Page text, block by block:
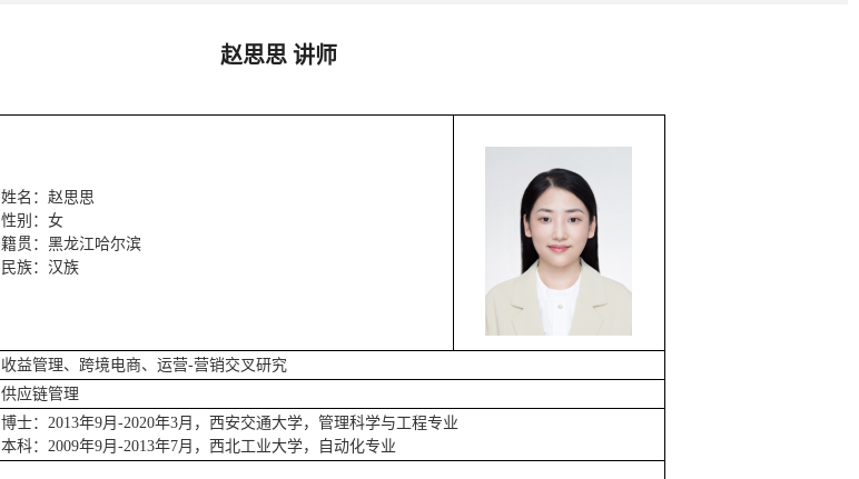
赵思思 讲师
姓名：赵思思
性别：女
籍贯：黑龙江哈尔滨
民族：汉族
收益管理、跨境电商、运营-营销交叉研究
供应链管理
博士：2013年9月-2020年3月，西安交通大学，管理科学与工程专业
本科：2009年9月-2013年7月，西北工业大学，自动化专业